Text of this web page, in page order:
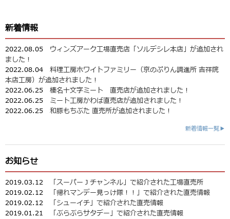
新着情報
2022.08.05 ウィンズアーク工場直売店「ソルデシレ本店」が追加され
ました！
2022.08.04 料理工房ホワイトファミリー（京のぷりん調進所 吉祥院
本店工房）が追加されました！
2022.06.25 榛名十文字ミート 直売店が追加されました！
2022.06.25 ミート工房かわば直売店が追加されました！
2022.06.25 和豚もちぶた 直売所が追加されました！
新着情報一覧▶
お知らせ
2019.03.12
「スーパーＪチャンネル」で紹介された工場直売所
2019.02.12
「帰れマンデー見っけ隊！！」で紹介された直売情報
2019.02.12
「シューイチ」で紹介された直売情報
2019.01.21
「ぶらぶらサタデー」で紹介された直売情報